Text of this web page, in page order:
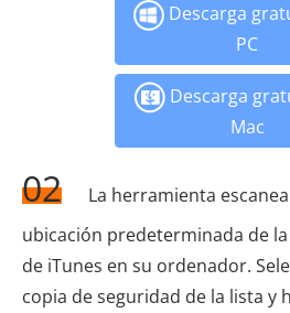
Descarga
PC
Descarga
Mac
02
La herramienta
ubicación predeterminada de
de iTunes en su ordenador.
copia de seguridad de la lista y